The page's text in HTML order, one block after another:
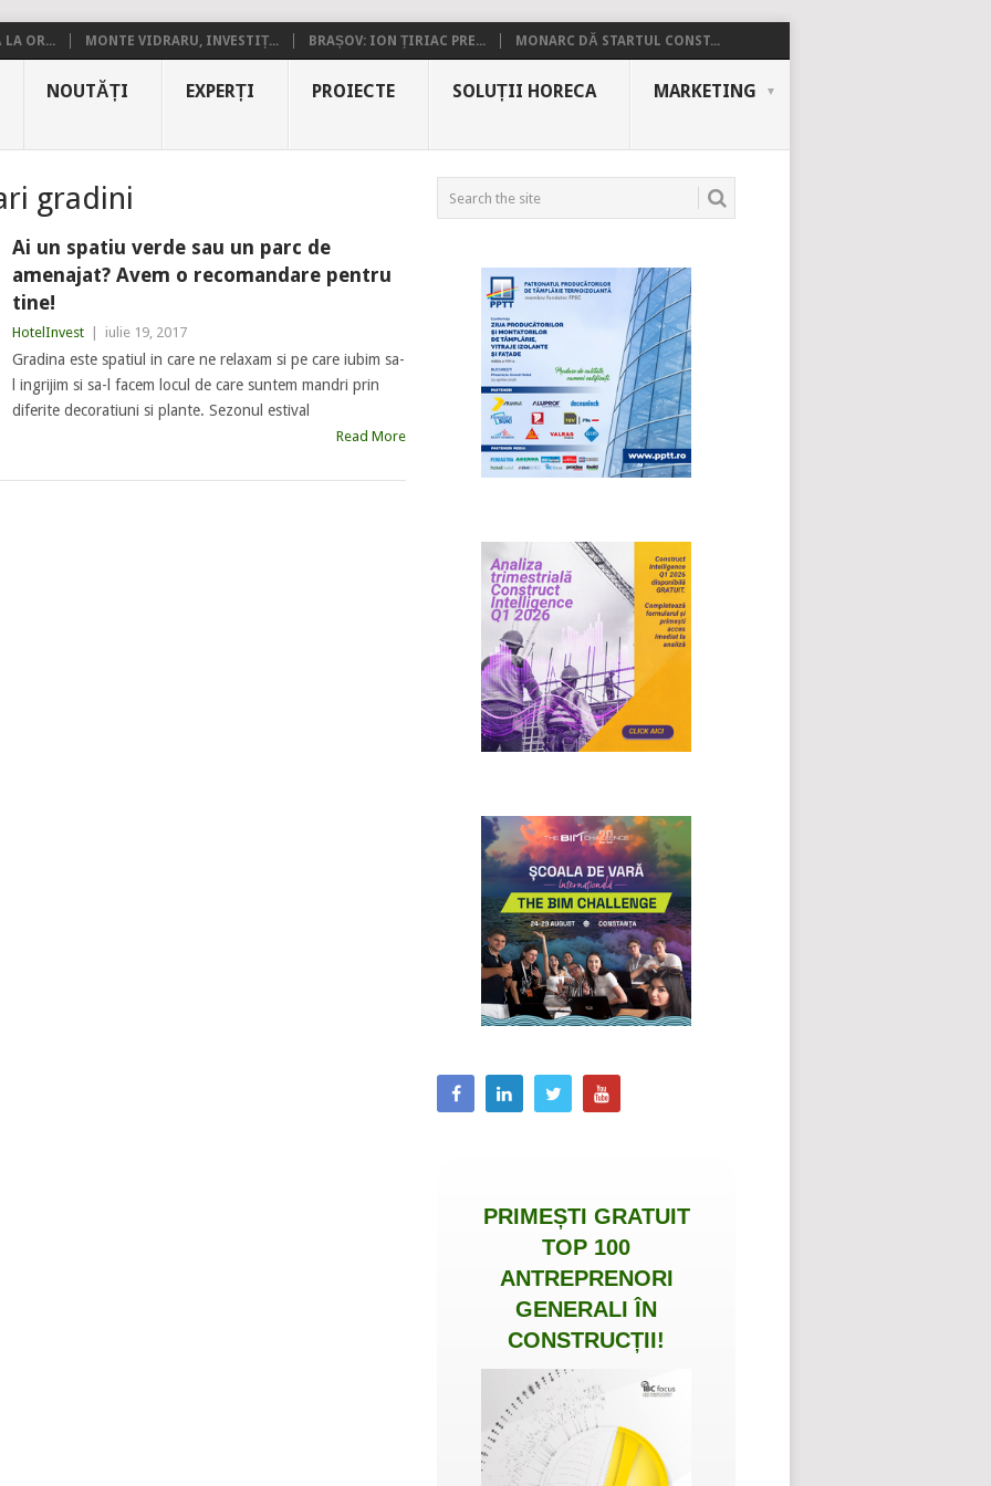
LA OR... MONTE VIDRARU, INVESTIȚ... BRAȘOV: ION ȚIRIAC PRE... MONARC DĂ STARTUL CONST...
NOUTĂȚI EXPERȚI PROIECTE SOLUȚII HORECA MARKETING
gradini
Ai un spatiu verde sau un parc de
amenajat? Avem o recomandare pentru
tine!
HotelInvest iulie 19, 2017
Gradina este spatiul in care ne relaxam si pe care iubim sa-
l ingrijim si sa-l facem locul de care suntem mandri prin
diferite decoratiuni si plante. Sezonul estival
Read More
PRIMEȘTI GRATUIT
TOP 100
ANTREPRENORI
GENERALI ÎN
CONSTRUCȚII!